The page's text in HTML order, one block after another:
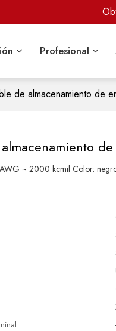
Profesional
de almacenamiento de
~ 2000 kcmil Color: